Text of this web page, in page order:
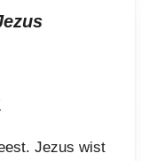
Jezus wist